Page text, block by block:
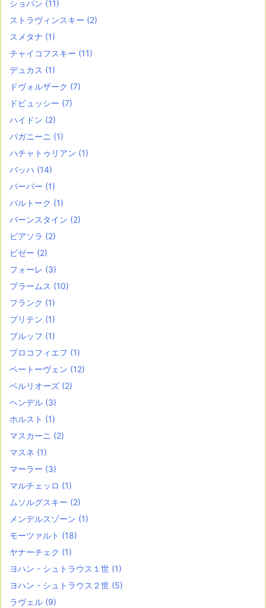
ショパン (11)
ストラヴィンスキー (2)
スメタナ (1)
チャイコフスキー (11)
デュカス (1)
ドヴォルザーク (7)
ドビュッシー (7)
ハイドン (2)
パガニーニ (1)
ハチャトゥリアン (1)
バッハ (14)
バーバー (1)
バルトーク (1)
バーンスタイン (2)
ピアソラ (2)
ビゼー (2)
フォーレ (3)
ブラームス (10)
フランク (1)
ブリテン (1)
ブルッフ (1)
プロコフィエフ (1)
ベートーヴェン (12)
ベルリオーズ (2)
ヘンデル (3)
ホルスト (1)
マスカーニ (2)
マスネ (1)
マーラー (3)
マルチェッロ (1)
ムソルグスキー (2)
メンデルスゾーン (1)
モーツァルト (18)
ヤナーチェク (1)
ヨハン・シュトラウス１世 (1)
ヨハン・シュトラウス２世 (5)
ラヴェル (9)